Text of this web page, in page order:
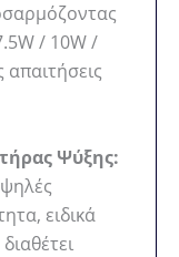
/ 10W /
Ψύξης:
ειδικά